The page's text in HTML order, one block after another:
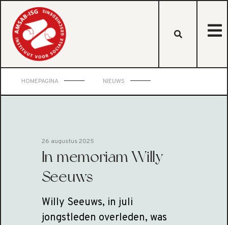
HOMEPAGINA NIEUWS
26 augustus 2025
In memoriam Willy
Seeuws
Willy Seeuws, in juli
jongstleden overleden, was